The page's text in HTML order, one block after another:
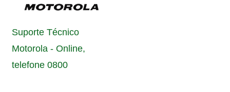
Suporte Técnico
Motorola - Online,
telefone 0800